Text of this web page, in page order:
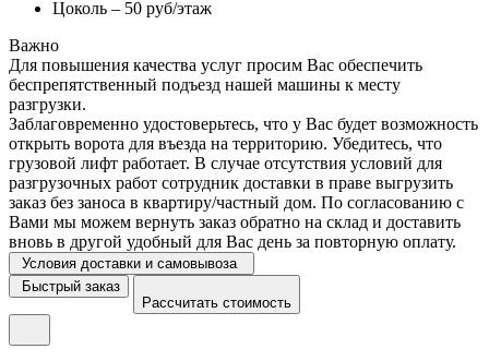
Цоколь – 50 руб/этаж
Важно
Для повышения качества услуг просим Вас обеспечить
беспрепятственный подъезд нашей машины к месту
разгрузки.
Заблаговременно удостоверьтесь, что у Вас будет возможность
открыть ворота для въезда на территорию. Убедитесь, что
грузовой лифт работает. В случае отсутствия условий для
разгрузочных работ сотрудник доставки в праве выгрузить
заказ без заноса в квартиру/частный дом. По согласованию с
Вами мы можем вернуть заказ обратно на склад и доставить
вновь в другой удобный для Вас день за повторную оплату.
Условия доставки и самовывоза
Быстрый заказ
Рассчитать стоимость